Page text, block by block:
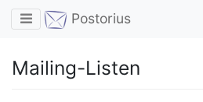
Toggle navigation
Postorius
Mailing-Listen